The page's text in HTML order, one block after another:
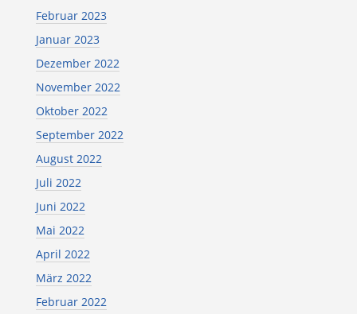
Februar 2023
Januar 2023
Dezember 2022
November 2022
Oktober 2022
September 2022
August 2022
Juli 2022
Juni 2022
Mai 2022
April 2022
März 2022
Februar 2022